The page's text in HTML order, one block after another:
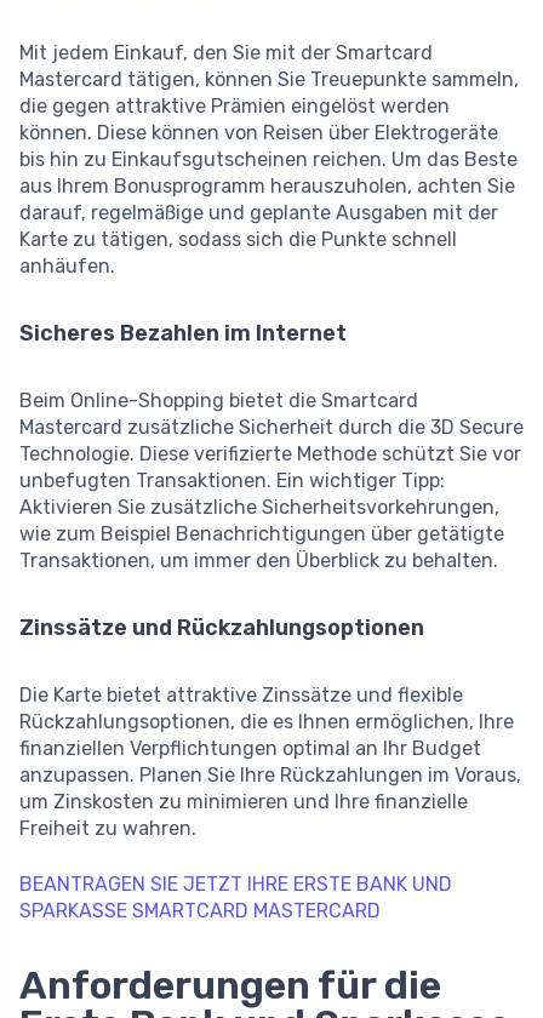
Mit jedem Einkauf, den Sie mit der Smartcard
Mastercard tätigen, können Sie Treuepunkte sammeln,
die gegen attraktive Prämien eingelöst werden
können. Diese können von Reisen über Elektrogeräte
bis hin zu Einkaufsgutscheinen reichen. Um das Beste
aus Ihrem Bonusprogramm herauszuholen, achten Sie
darauf, regelmäßige und geplante Ausgaben mit der
Karte zu tätigen, sodass sich die Punkte schnell
anhäufen.
Sicheres Bezahlen im Internet
Beim Online-Shopping bietet die Smartcard
Mastercard zusätzliche Sicherheit durch die 3D Secure
Technologie. Diese verifizierte Methode schützt Sie vor
unbefugten Transaktionen. Ein wichtiger Tipp:
Aktivieren Sie zusätzliche Sicherheitsvorkehrungen,
wie zum Beispiel Benachrichtigungen über getätigte
Transaktionen, um immer den Überblick zu behalten.
Zinssätze und Rückzahlungsoptionen
Die Karte bietet attraktive Zinssätze und flexible
Rückzahlungsoptionen, die es Ihnen ermöglichen, Ihre
finanziellen Verpflichtungen optimal an Ihr Budget
anzupassen. Planen Sie Ihre Rückzahlungen im Voraus,
um Zinskosten zu minimieren und Ihre finanzielle
Freiheit zu wahren.
BEANTRAGEN SIE JETZT IHRE ERSTE BANK UND
SPARKASSE SMARTCARD MASTERCARD
Anforderungen für die